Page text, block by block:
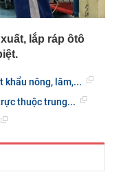
lắp ráp ôtô
khẩu nông, lâm,...
thuộc trung...